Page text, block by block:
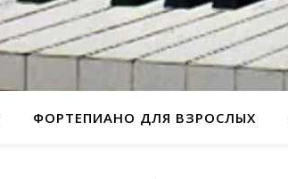
ФОРТЕПИАНО ДЛЯ ВЗРОСЛЫХ